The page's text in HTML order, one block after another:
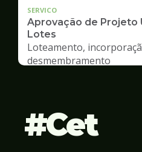
SERVICO
Aprovação de Projeto
Lotes
Loteamento,
desmembramento
Cet